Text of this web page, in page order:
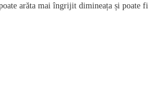
arăta mai îngrijit dimineața și poate fi